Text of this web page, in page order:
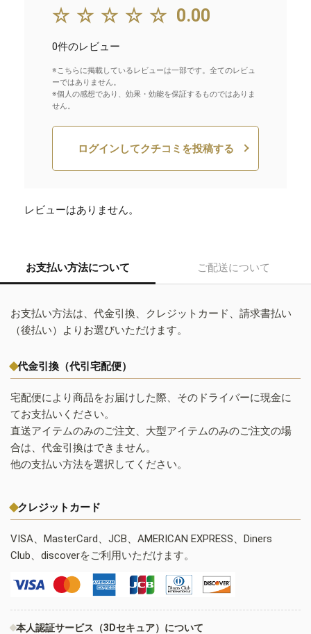
☆☆☆☆☆ 0.00
0件のレビュー
※こちらに掲載しているレビューは一部です。全てのレビュ
ーではありません。
※個人の感想であり、効果・効能を保証するものではありま
せん。
ログインしてクチコミを投稿する
レビューはありません。
お支払い方法について ご配送について
お支払い方法は、代金引換、クレジットカード、請求書払い
（後払い）よりお選びいただけます。
代金引換（代引宅配便）
宅配便により商品をお届けした際、そのドライバーに現金に
てお支払いください。
直送アイテムのみのご注文、大型アイテムのみのご注文の場
合は、代金引換はできません。
他の支払い方法を選択してください。
クレジットカード
VISA、MasterCard、JCB、AMERICAN EXPRESS、Diners
Club、discoverをご利用いただけます。
本人認証サービス（3Dセキュア）について